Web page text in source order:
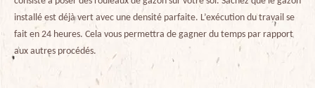
installé est déjà vert avec une densité parfaite. L’exécution du travail se
fait en 24 heures. Cela vous permettra de gagner du temps par rapport
aux autres procédés.